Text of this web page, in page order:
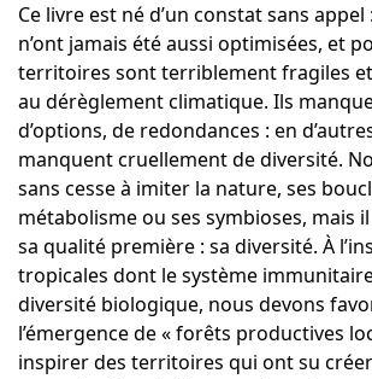
Ce livre est né d’un constat sans
n’ont jamais été aussi optimisées, et
territoires sont terriblement fragiles
au dérèglement climatique. Ils
d’options, de redondances : en
manquent cruellement de diversité.
sans cesse à imiter la nature, ses
métabolisme ou ses symbioses, mais
sa qualité première : sa diversité. À
tropicales dont le système
diversité biologique, nous devons
l’émergence de « forêts productives
inspirer des territoires qui ont su